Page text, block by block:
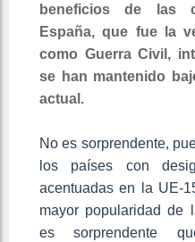
beneficios de las
España, que fue la
como Guerra Civil,
se han mantenido
actual.
No es sorprendente,
los países con
acentuadas en la UE-
mayor popularidad de
es sorprendente